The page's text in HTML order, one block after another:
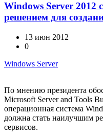
Windows Server 2012
решением для
13 июн 2012
0
Windows Server
По мнению президента
Microsoft Server and Tools
операционная система
должна стать наилучшим
сервисов.